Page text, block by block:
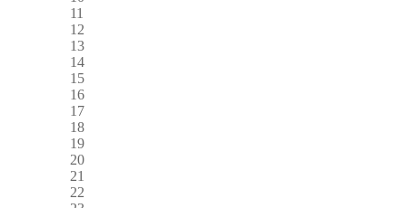
11
12
13
14
15
16
17
18
19
20
21
22